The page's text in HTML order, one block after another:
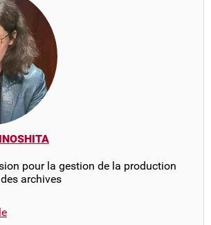
pour la gestion de la production
archives